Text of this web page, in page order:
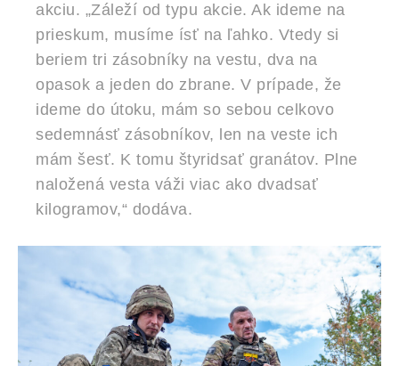
akciu. „Záleží od typu akcie. Ak ideme na
prieskum, musíme ísť na ľahko. Vtedy si
beriem tri zásobníky na vestu, dva na
opasok a jeden do zbrane. V prípade, že
ideme do útoku, mám so sebou celkovo
sedemnásť zásobníkov, len na veste ich
mám šesť. K tomu štyridsať granátov. Plne
naložená vesta váži viac ako dvadsať
kilogramov,“ dodáva.